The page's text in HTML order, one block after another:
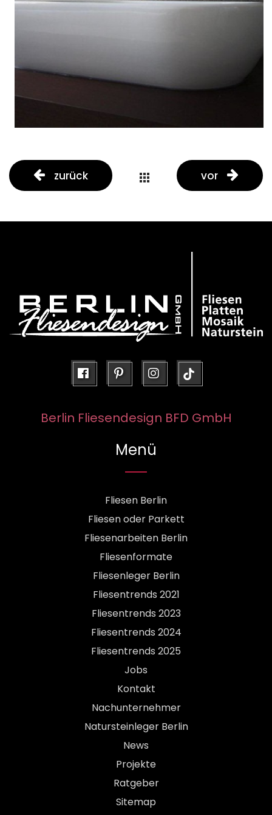
zurück
portfolio
vor
facebookpinterestinstagram
Berlin Fliesendesign BFD GmbH
Menü
Fliesen Berlin
Fliesen oder Parkett
Fliesenarbeiten Berlin
Fliesenformate
Fliesenleger Berlin
Fliesentrends 2021
Fliesentrends 2023
Fliesentrends 2024
Fliesentrends 2025
Jobs
Kontakt
Nachunternehmer
Natursteinleger Berlin
News
Projekte
Ratgeber
Sitemap